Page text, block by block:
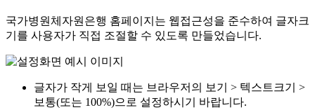
국가병원체자원은행 홈페이지는 웹접근성을 준수하여 글자크
기를 사용자가 직접 조절할 수 있도록 만들었습니다.
글자가 작게 보일 때는 브라우저의 보기 > 텍스트크기 >
보통(또는 100%)으로 설정하시기 바랍니다.